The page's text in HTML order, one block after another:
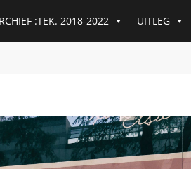
:TEK. 2018-2022 UITLEG